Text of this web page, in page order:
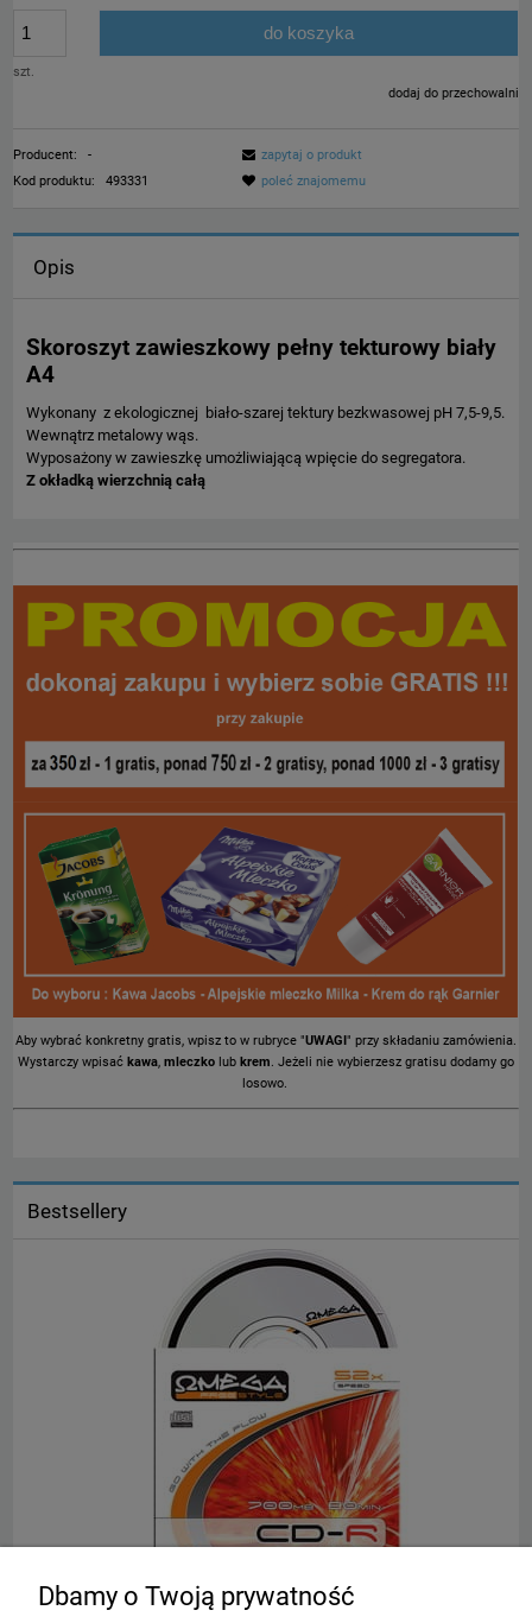
szt.
do koszyka
dodaj do przechowalni
Producent:
-
Kod produktu:
493331
zapytaj o produkt
poleć znajomemu
Opis
Skoroszyt zawieszkowy pełny tekturowy biały
A4
Wykonany z ekologicznej biało-szarej tektury bezkwasowej pH 7,5-9,5.
Wewnątrz metalowy wąs.
Wyposażony w zawieszkę umożliwiającą wpięcie do segregatora.
Z okładką wierzchnią całą
Aby wybrać konkretny gratis, wpisz to w rubryce "UWAGI " przy składaniu zamówienia.
Wystarczy wpisać kawa, mleczko lub krem. Jeżeli nie wybierzesz gratisu dodamy go
losowo.
Bestsellery
Dbamy o Twoją prywatność